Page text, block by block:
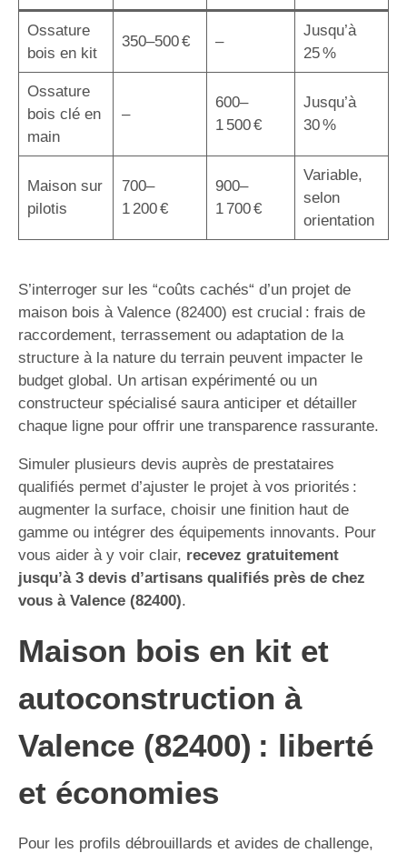
Ossature
bois en kit
350–500 € –
Jusqu’à
25 %
Ossature
bois clé en
main
–
600–
1 500 €
Jusqu’à
30 %
Maison sur
pilotis
700–
1 200 €
900–
1 700 €
Variable,
selon
orientation
S’interroger sur les “coûts cachés“ d’un projet de
maison bois à Valence (82400) est crucial : frais de
raccordement, terrassement ou adaptation de la
structure à la nature du terrain peuvent impacter le
budget global. Un artisan expérimenté ou un
constructeur spécialisé saura anticiper et détailler
chaque ligne pour offrir une transparence rassurante.
Simuler plusieurs devis auprès de prestataires
qualifiés permet d’ajuster le projet à vos priorités :
augmenter la surface, choisir une finition haut de
gamme ou intégrer des équipements innovants. Pour
vous aider à y voir clair, recevez gratuitement
jusqu’à 3 devis d’artisans qualifiés près de chez
vous à Valence (82400).
Maison bois en kit et
autoconstruction à
Valence (82400) : liberté
et économies
Pour les profils débrouillards et avides de challenge,